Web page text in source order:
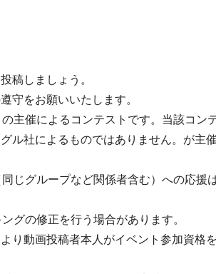
稿しましょう。
守をお願いいたします。
主催によるコンテストです。当該コン
ル社によるものではありません。が主
じグループなど関係者含む）への応援
グの修正を行う場合があります。
り動画投稿者本人がイベント参加資格